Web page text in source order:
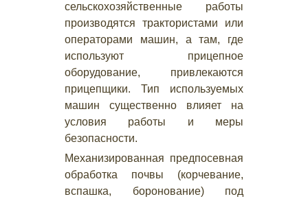
сельскохозяйственные работы
производятся трактористами или
операторами машин, а там, где
используют прицепное
оборудование, привлекаются
прицепщики. Тип используемых
машин существенно влияет на
условия работы и меры
безопасности.
Механизированная предпосевная
обработка почвы (корчевание,
вспашка, боронование) под